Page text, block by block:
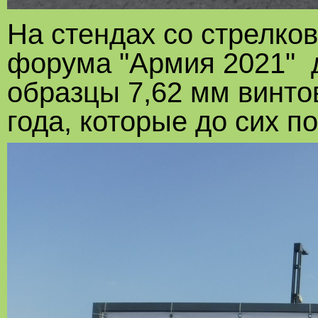
На стендах со
форума "Армия 2021"
образцы 7,62 мм
года, которые до сих